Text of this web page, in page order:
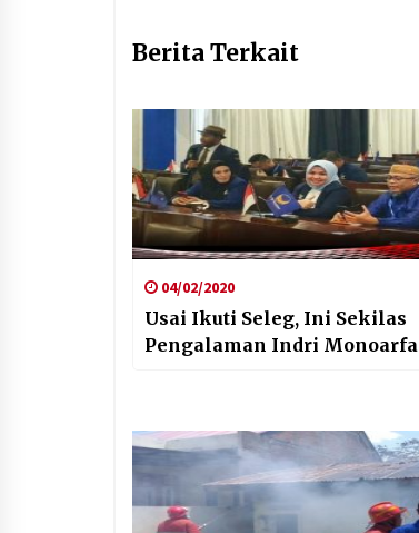
Berita Terkait
04/02/2020
Usai Ikuti Seleg, Ini Sekilas
Pengalaman Indri Monoarfa